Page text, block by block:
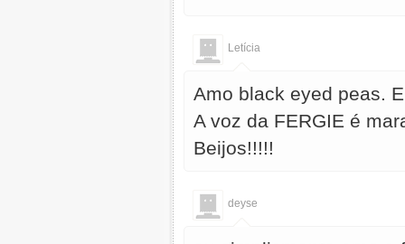
Letícia
Amo black eyed peas.
A voz da FERGIE é
Beijos!!!!!
deyse